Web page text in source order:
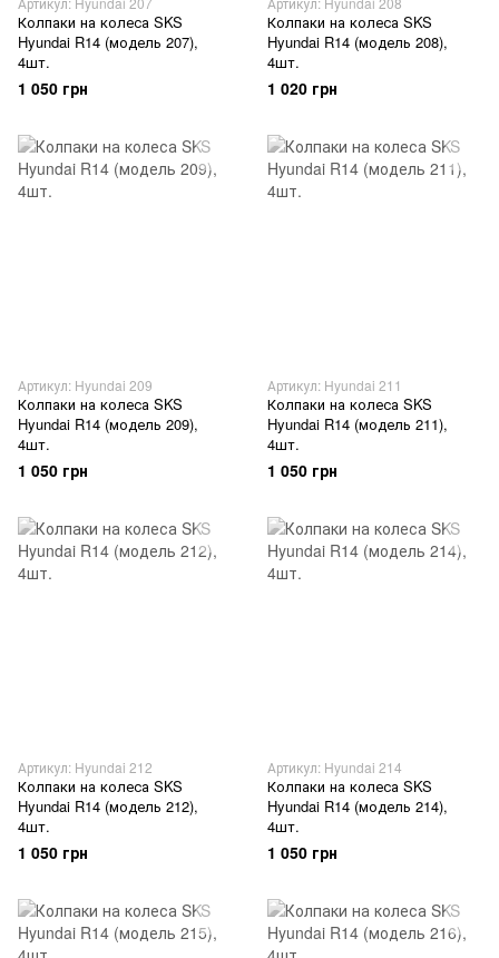
Колпаки на колеса SKS
Hyundai R14 (модель 207),
4шт.
1 050 грн
Колпаки на колеса SKS
Hyundai R14 (модель 208),
4шт.
1 020 грн
Артикул: Hyundai 209
Колпаки на колеса SKS
Hyundai R14 (модель 209),
4шт.
1 050 грн
Артикул: Hyundai 211
Колпаки на колеса SKS
Hyundai R14 (модель 211),
4шт.
1 050 грн
Артикул: Hyundai 212
Колпаки на колеса SKS
Hyundai R14 (модель 212),
4шт.
1 050 грн
Артикул: Hyundai 214
Колпаки на колеса SKS
Hyundai R14 (модель 214),
4шт.
1 050 грн